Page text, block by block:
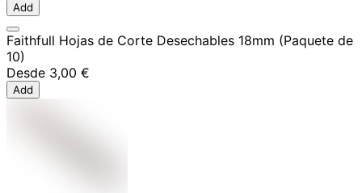
Add
Faithfull Hojas de Corte Desechables 18mm (Paquete de
10)
Desde 3,00 €
Add